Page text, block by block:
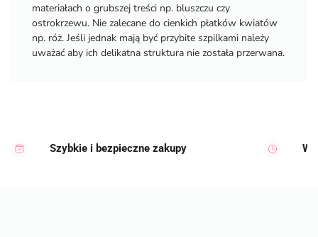
materiałach o grubszej treści np. bluszczu czy
ostrokrzewu. Nie zalecane do cienkich płatków kwiatów
np. róż. Jeśli jednak mają być przybite szpilkami należy
uważać aby ich delikatna struktura nie została przerwana.
Szybkie i bezpieczne zakupy